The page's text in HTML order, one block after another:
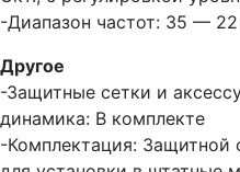
-Диапазон частот: 35 —
Другое
-Защитные сетки и
динамика: В комплекте
-Комплектация: Защитной